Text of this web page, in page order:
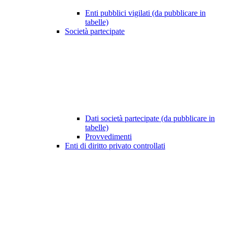
Enti pubblici vigilati (da pubblicare in
tabelle)
Società partecipate
Dati società partecipate (da pubblicare in
tabelle)
Provvedimenti
Enti di diritto privato controllati